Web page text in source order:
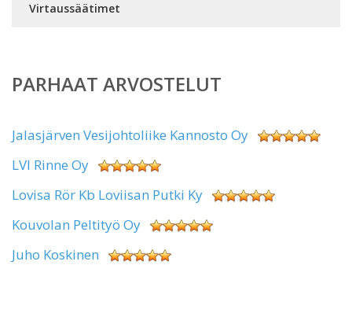
Virtaussäätimet
PARHAAT ARVOSTELUT
Jalasjärven Vesijohtoliike Kannosto Oy
LVI Rinne Oy
Lovisa Rör Kb Loviisan Putki Ky
Kouvolan Peltityö Oy
Juho Koskinen